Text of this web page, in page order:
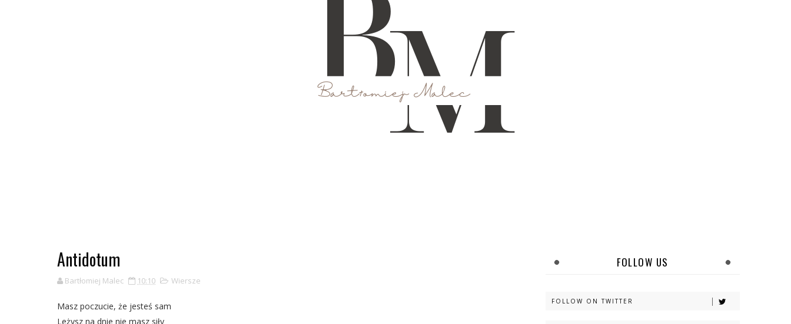
Antidotum
Bartłomiej Malec 10:10 Wiersze
Masz poczucie, że jesteś sam
Leżysz na dnie nie masz siły
FOLLOW US
FOLLOW ON TWITTER